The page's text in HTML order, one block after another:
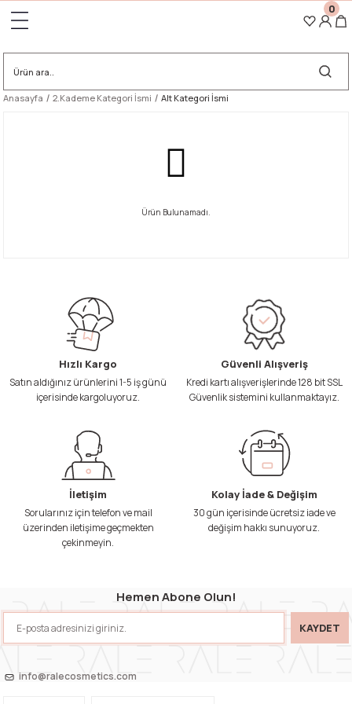
kodu ile %10
indirim!
0
Anasayfa 2.Kademe Kategori İsmi Alt Kategori İsmi
Ürün Bulunamadı.
Hızlı Kargo
Satın aldığınız ürünlerini 1-5 iş günü
içerisinde kargoluyoruz.
Güvenli Alışveriş
Kredi kartı alışverişlerinde 128 bit SSL
Güvenlik sistemini kullanmaktayız.
İletişim
Sorularınız için telefon ve mail
üzerinden iletişime geçmekten
çekinmeyin.
Kolay İade & Değişim
30 gün içerisinde ücretsiz iade ve
değişim hakkı sunuyoruz.
Hemen Abone Olun!
KAYDET
info@ralecosmetics.com